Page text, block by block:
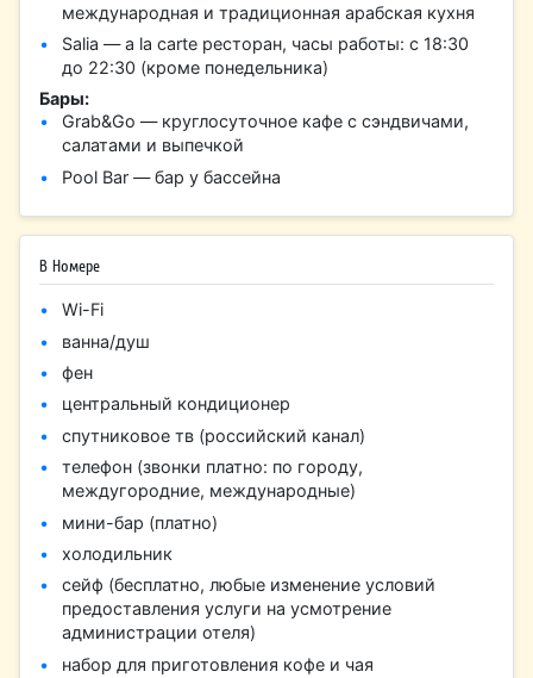
международная и традиционная арабская кухня
Salia — a la carte ресторан, часы работы: с 18:30
до 22:30 (кроме понедельника)
Бары:
Grab&Go — круглосуточное кафе с сэндвичами,
салатами и выпечкой
Pool Bar — бар у бассейна
В Номере
Wi-Fi
ванна/душ
фен
центральный кондиционер
спутниковое тв (российский канал)
телефон (звонки платно: по городу,
междугородние, международные)
мини-бар (платно)
холодильник
сейф (бесплатно, любые изменение условий
предоставления услуги на усмотрение
администрации отеля)
набор для приготовления кофе и чая